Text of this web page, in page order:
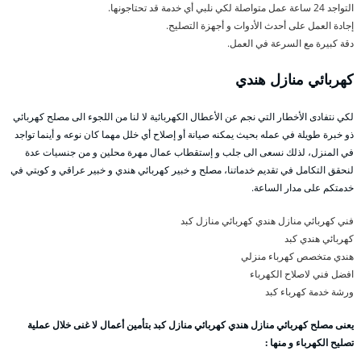
التواجد 24 ساعة عمل متواصلة لكي نلبي أي خدمة قد تحتاجونها.
إجادة العمل على أحدث الأدوات و أجهزة التصليح.
دقة كبيرة مع السرعة في العمل.
كهربائي منازل هندي
لكي نتفادى الأخطار التي نجم عن الأعطال الكهربائية لا لنا من اللجوء الى مصلح كهربائي
ذو خبرة طويلة في عمله بحيث يمكنه صيانة أو إصلاح أي خلل مهما كان نوعه و أينما تواجد
في المنزل، لذلك نسعى الى جلب و إستقطاب عمال مهرة محلين و من جنسيات عدة
لنحقق التكامل في تقديم خدماتنا، مصلح و خبير كهربائي هندي و خبير عراقي و كويتي في
خدمتكم على مدار الساعة.
فني كهربائي منازل هندي كهربائي منازل كبد
كهربائي هندي كبد
هندي متخصص كهرباء منزلي
افضل فني لاصلاح الكهرباء
ورشة خدمة كهرباء كبد
يعنى مصلح كهربائي منازل هندي كهربائي منازل كبد بتأمين أعمال لا غنى خلال عملية
تصليح الكهرباء و منها :